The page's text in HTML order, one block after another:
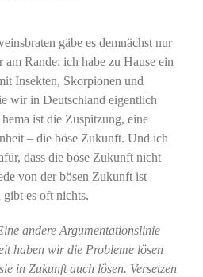
gäbe es demnächst nur
Rande: ich habe zu Hause ein
Insekten, Skorpionen und
wir in Deutschland eigentlich
ist die Zuspitzung, eine
– die böse Zukunft. Und ich
dass die böse Zukunft nicht
von der bösen Zukunft ist
es oft nichts.
andere Argumentationslinie
haben wir die Probleme lösen
in Zukunft auch lösen. Versetzen